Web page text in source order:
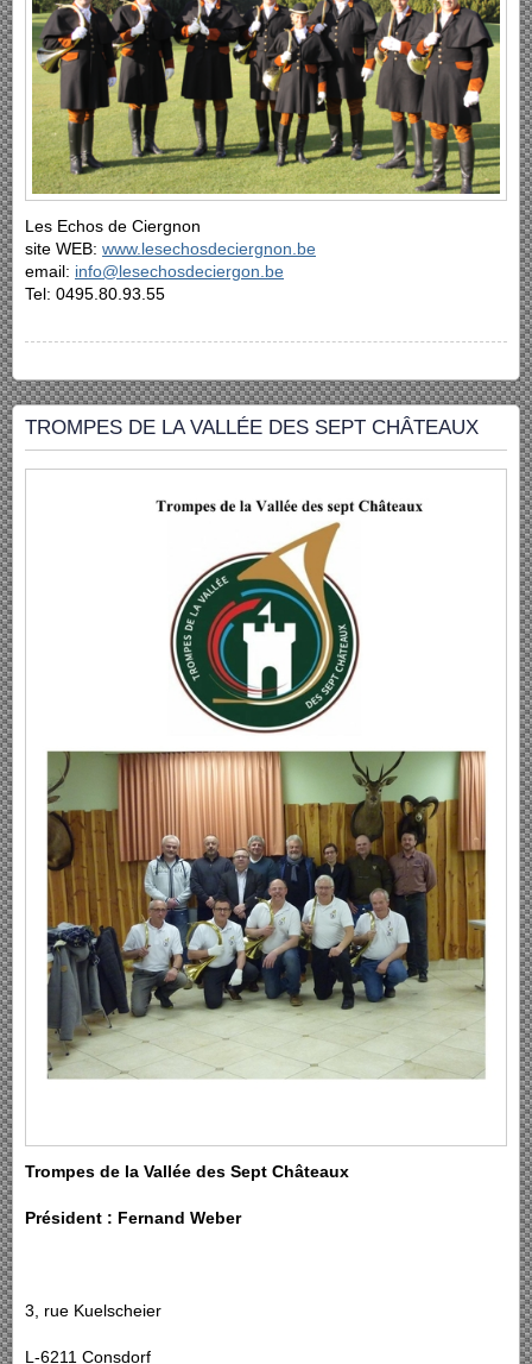
Les Echos de Ciergnon
site WEB: www.lesechosdeciergnon.be
email: info@lesechosdeciergon.be
Tel: 0495.80.93.55
TROMPES DE LA VALLÉE DES SEPT CHÂTEAUX
Trompes de la Vallée des Sept Châteaux
Président : Fernand Weber
3, rue Kuelscheier
L-6211 Consdorf